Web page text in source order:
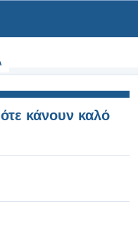
κάνουν καλό